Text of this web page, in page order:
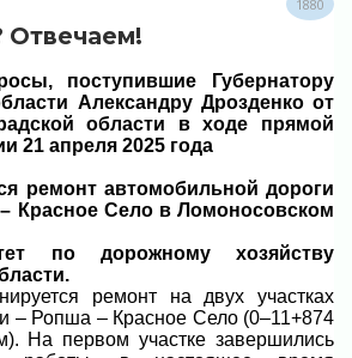
1880
Отвечаем!
поступившие Губернатору
Александру Дрозденко от
области в ходе прямой
21 апреля 2025 года
ремонт автомобильной дороги
Красное Село в Ломоносовском
по дорожному хозяйству
ремонт на двух участках
– Ропша – Красное Село (0–11+874
На первом участке завершились